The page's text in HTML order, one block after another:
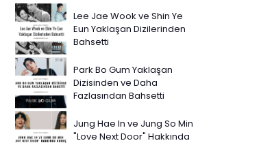
Lee Jae Wook ve Shin Ye
Eun Yaklaşan Dizilerinden
Bahsetti
Park Bo Gum Yaklaşan
Dizisinden ve Daha
Fazlasından Bahsetti
Jung Hae In ve Jung So Min
"Love Next Door" Hakkında